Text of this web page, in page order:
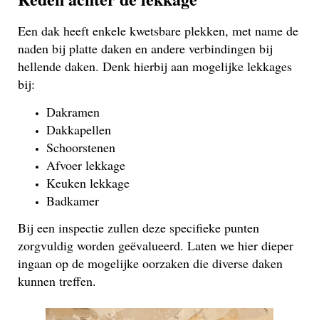
Een dak heeft enkele kwetsbare plekken, met name de
naden bij platte daken en andere verbindingen bij
hellende daken. Denk hierbij aan mogelijke lekkages
bij:
Dakramen
Dakkapellen
Schoorstenen
Afvoer lekkage
Keuken lekkage
Badkamer
Bij een inspectie zullen deze specifieke punten
zorgvuldig worden geëvalueerd. Laten we hier dieper
ingaan op de mogelijke oorzaken die diverse daken
kunnen treffen.